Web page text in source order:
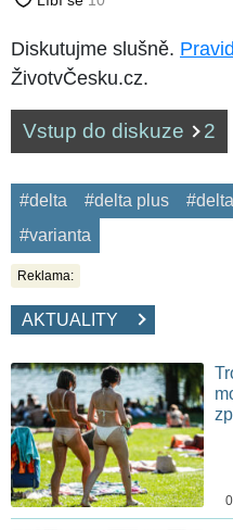
Diskutujme slušně.
ŽivotvČesku.cz.
Vstup do diskuze 2
#delta #delta plus
#varianta
Reklama:
AKTUALITY